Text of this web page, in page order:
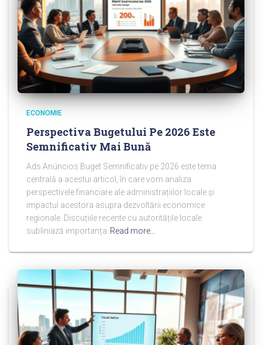
ECONOMIE
Perspectiva Bugetului Pe 2026 Este
Semnificativ Mai Bună
Ads Anúncios Buget Semnificativ pe 2026 este tema
centrală a acestui articol, în care vom analiza
perspectivele financiare ale administrațiilor locale și
impactul acestora asupra dezvoltării economice
regionale. Discuțiile recente cu autoritățile locale
subliniază importanța Read more…